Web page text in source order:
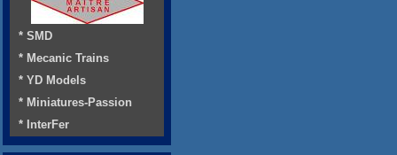
* SMD
* Mecanic Trains
* YD Models
* Miniatures-Passion
* InterFer